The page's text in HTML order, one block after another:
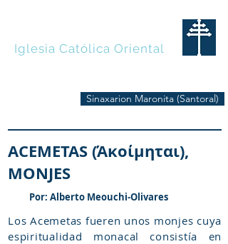
Iglesia Católica Oriental
Sinaxarion Maronita (Santoral)
ACEMETAS (Άκοίμηται),
MONJES
Por: Alberto Meouchi-Olivares
Los Acemetas fueren unos monjes cuya
espiritualidad monacal consistía en